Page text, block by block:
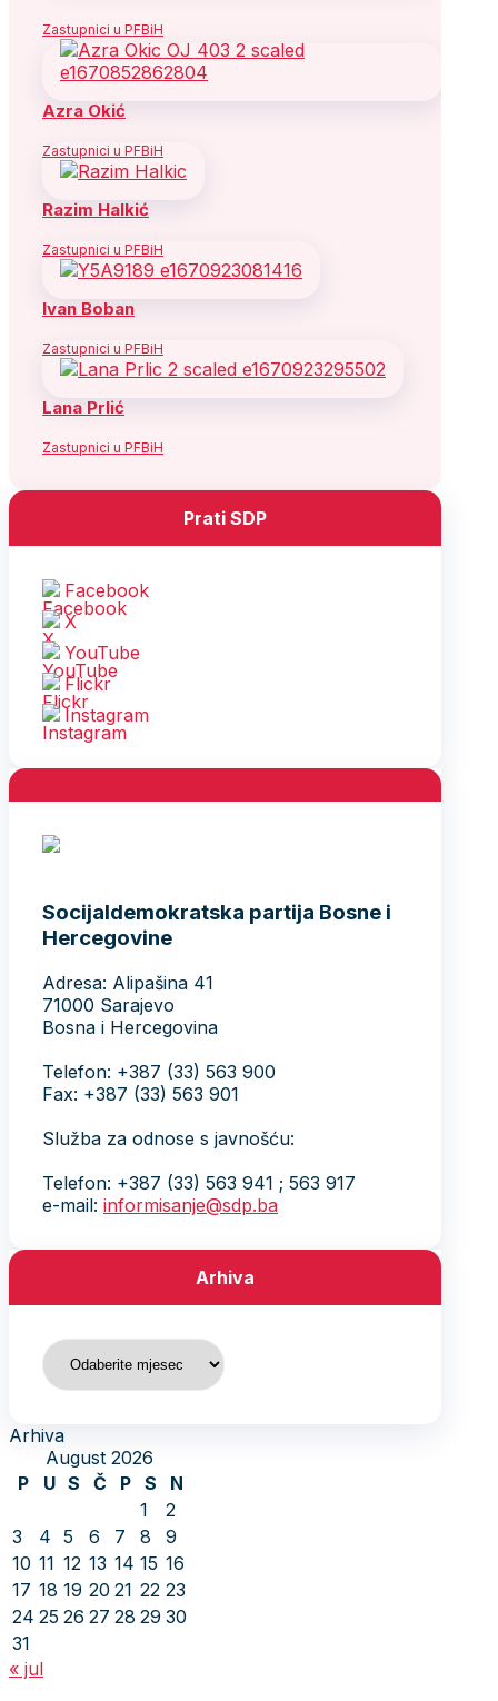
Zastupnici u PFBiH
Azra Okić
Zastupnici u PFBiH
Razim Halkić
Zastupnici u PFBiH
Ivan Boban
Zastupnici u PFBiH
Lana Prlić
Zastupnici u PFBiH
Prati SDP
Facebook
X
YouTube
Flickr
Instagram
Socijaldemokratska partija Bosne i
Hercegovine
Adresa: Alipašina 41
71000 Sarajevo
Bosna i Hercegovina
Telefon: +387 (33) 563 900
Fax: +387 (33) 563 901
Služba za odnose s javnošću:
Telefon: +387 (33) 563 941 ; 563 917
e-mail: informisanje@sdp.ba
Arhiva
Arhiva
Arhiva
August 2026
P
U S Č P S
N
1
2
3
4 5 6 7 8
9
10 11 12 13 14 15 16
17 18 19 20 21 22 23
24 25 26 27 28 29 30
31
« jul